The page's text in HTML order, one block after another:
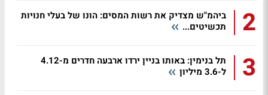
2
ביהמ"ש מצדיק את רשות המסים: הונו של בעלי חנויות
תכשיטים...
3
תל בנימין: באותו בניין ירדו ארבעה חדרים מ-4.12
ל-3.6 מיליון